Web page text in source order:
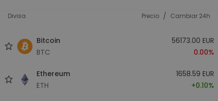
Divisa Precio / Cambiar 24h
Bitcoin
BTC
56173.00 EUR
0.00%
Ethereum
ETH
1658.59 EUR
+0.10%